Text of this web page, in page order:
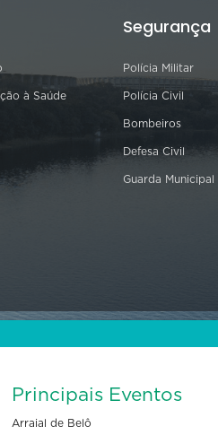
à Saúde
Segurança
Polícia Militar
Polícia Civil
Bombeiros
Defesa Civil
Guarda Municipal
Principais Eventos
Arraial de Belô